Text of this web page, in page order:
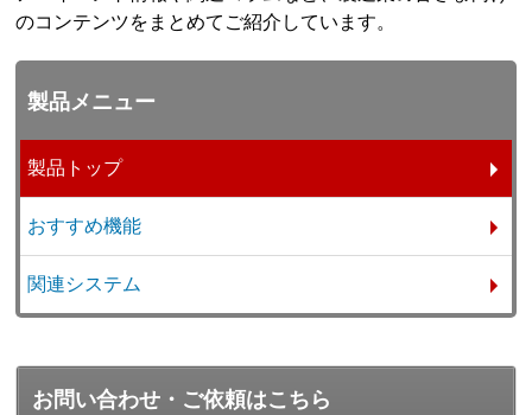
のコンテンツをまとめてご紹介しています。
製品メニュー
製品トップ
おすすめ機能
関連システム
お問い合わせ・ご依頼はこちら